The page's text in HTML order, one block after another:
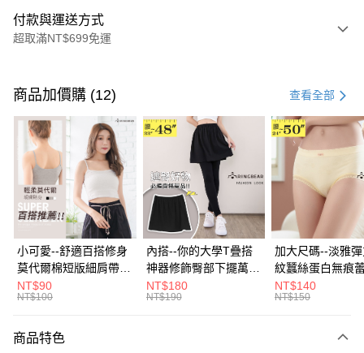
付款與運送方式
超取滿NT$699免運
信用卡一次付款
超商取貨付款
LINE Pay
Apple Pay
街口支付
悠遊付
Google Pay
全盈+PAY
大哥付你分期
商品加價購 (12) 查看全部
小可愛--舒適百搭修身
莫代爾棉短版細肩帶素
色背心(白.黑.灰L-2L)-
U582眼圈熊中大尺碼
NT$90
NT$100
內搭--你的大學T疊搭
神器修飾臀部下擺萬用
內搭裙/遮臀裙(黑2L-
6L)-Q155眼圈熊中大
NT$180
NT$190
加大尺碼--淡雅
紋蠶絲蛋白無痕
角內褲(白.粉.藍.
3L)-L28眼圈熊中
NT$140
NT$150
商品特色